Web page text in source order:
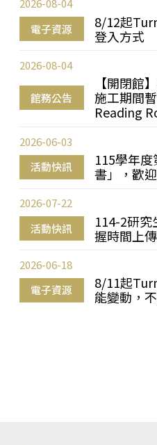
電子資源
8/12起
登入方式
2026-08-04
館務公告
【開閉館
施工期間
Reading
2026-08-04
活動快訊
115學年
書」，歡
2026-06-03
活動快訊
114-2研究
握時間上
2026-07-22
電子資源
8/11起
能變動，
2026-06-18